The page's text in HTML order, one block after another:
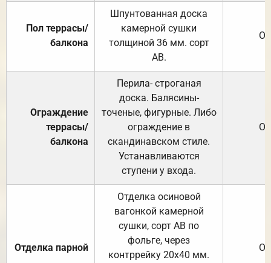
Пол террасы/
балкона
Шпунтованная доска
камерной сушки
толщиной 36 мм. сорт
АВ.
Ограждение
террасы/
балкона
Перила- строганая
доска. Балясины-
точеные, фигурные. Либо
ограждение в
скандинавском стиле.
Устанавливаются
ступени у входа.
Отделка парной
Отделка осиновой
вагонкой камерной
сушки, сорт АВ по
фольге, через
контррейку 20х40 мм.